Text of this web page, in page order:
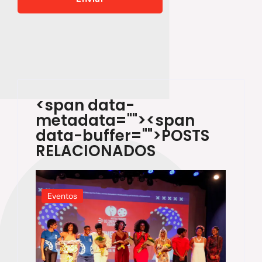
<span data-
metadata=""><span
data-buffer="">POSTS
RELACIONADOS
Eventos